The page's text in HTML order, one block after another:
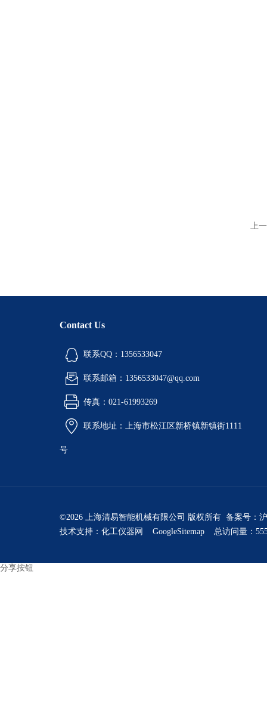
上
Contact Us
联系QQ：1356533047
联系邮箱：1356533047@qq.com
传真：021-61993269
联系地址：上海市松江区新桥镇新镇街1111
号
©2026 上海清易智能机械有限公司 版权所有 备案号：
技术支持： 化工仪器网 GoogleSitemap 总访问量：
分享按钮